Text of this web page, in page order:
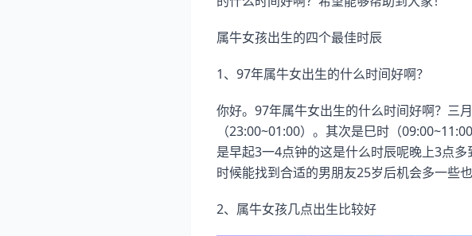
属牛女孩出生的四个最佳时辰
1、97年属牛女出生的什么时间好啊？
你好。97年属牛女出生的什么时间好啊？三
（23:00~01:00）。其次是巳时（
是早起3一4点钟的这是什么时辰呢晚上3点
时候能找到合适的男朋友25岁后机会多一些也
2、属牛女孩几点出生比较好